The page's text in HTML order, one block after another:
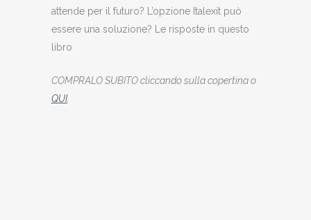
attende per il futuro? L’opzione Italexit può
essere una soluzione? Le risposte in questo
libro
COMPRALO SUBITO cliccando sulla copertina o
QUI.